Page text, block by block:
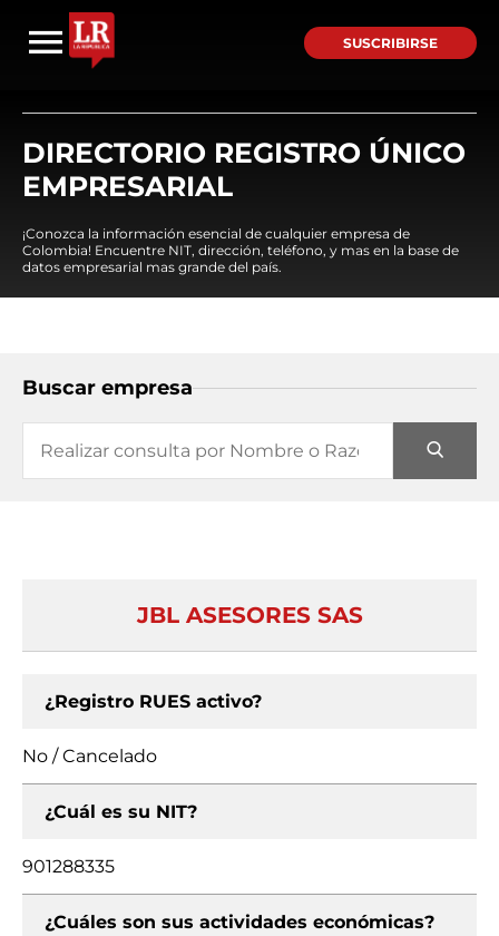
SUSCRIBIRSE
DIRECTORIO REGISTRO ÚNICO
EMPRESARIAL
¡Conozca la información esencial de cualquier empresa de
Colombia! Encuentre NIT, dirección, teléfono, y mas en la base de
datos empresarial mas grande del país.
Buscar empresa
JBL ASESORES SAS
¿Registro RUES activo?
No / Cancelado
¿Cuál es su NIT?
901288335
¿Cuáles son sus actividades económicas?